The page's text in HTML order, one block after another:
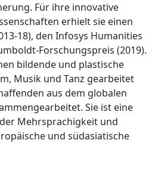
Für ihre innovative
erhielt sie einen
18), den Infosys Humanities
Forschungspreis (2019).
bildende und plastische
Musik und Tanz gearbeitet
aus dem globalen
Sie ist eine
Mehrsprachigkeit und
und südasiatische